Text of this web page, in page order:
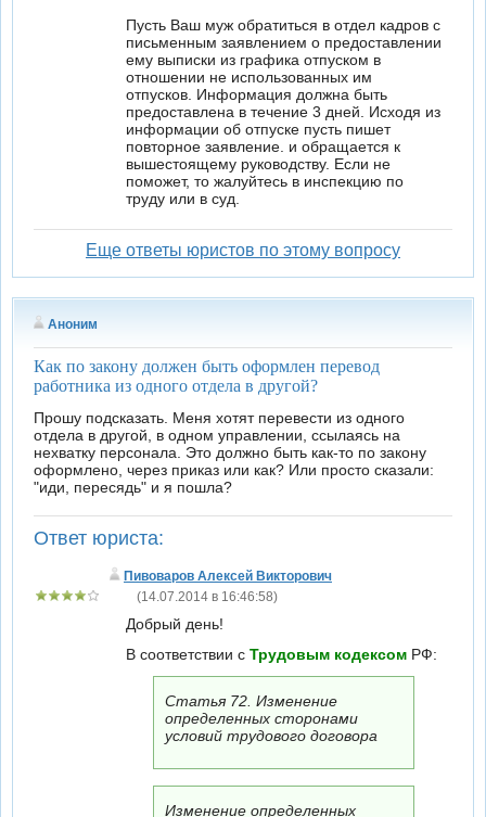
Пусть Ваш муж обратиться в отдел кадров с
письменным заявлением о предоставлении
ему выписки из графика отпуском в
отношении не использованных им
отпусков. Информация должна быть
предоставлена в течение 3 дней. Исходя из
информации об отпуске пусть пишет
повторное заявление. и обращается к
вышестоящему руководству. Если не
поможет, то жалуйтесь в инспекцию по
труду или в суд.
Еще ответы юристов по этому вопросу
Аноним
Как по закону должен быть оформлен перевод
работника из одного отдела в другой?
Прошу подсказать. Меня хотят перевести из одного
отдела в другой, в одном управлении, ссылаясь на
нехватку персонала. Это должно быть как-то по закону
оформлено, через приказ или как? Или просто сказали:
"иди, пересядь" и я пошла?
Ответ юриста:
Пивоваров Алексей Викторович
(14.07.2014 в 16:46:58)
Добрый день!
В соответствии с Трудовым кодексом РФ:
Статья 72. Изменение
определенных сторонами
условий трудового договора
Изменение определенных